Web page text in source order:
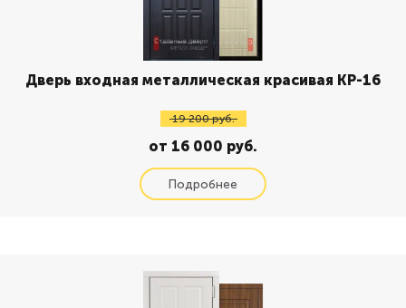
Дверь входная металлическая красивая КР-16
19 200 руб.
от 16 000 руб.